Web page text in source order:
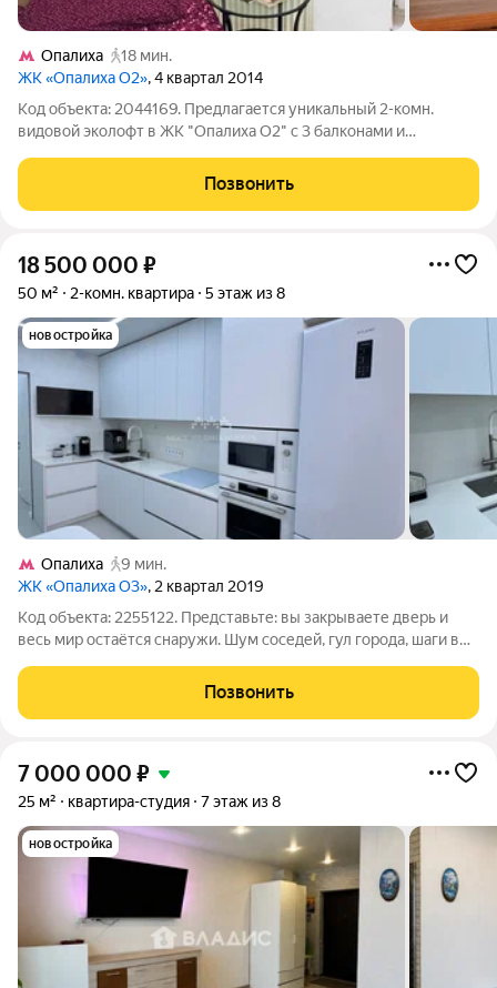
Опалиха
18 мин.
ЖК «Опалиха О2», 4 квартал 2014
Код объекта: 2044169. Предлагается уникальный 2-комн.
видовой эколофт в ЖК "Опалиха О2" с 3 балконами и
потолками от 3,7 м до 4+ м. Есть возможность устройства 2
уровня. Комнаты изолированы
Позвонить
18 500 000 ₽
50 м² 2-комн. квартира 5 этаж из 8
новостройка
Опалиха
9 мин.
ЖК «Опалиха О3», 2 квартал 2019
Код объекта: 2255122. Представьте: вы закрываете дверь и
весь мир остаётся снаружи. Шум соседей, гул города, шаги в
Эта двухкомнатная квартира результат не просто ремонта, а
продуманного
Позвонить
7 000 000 ₽
25 м² квартира-студия 7 этаж из 8
новостройка